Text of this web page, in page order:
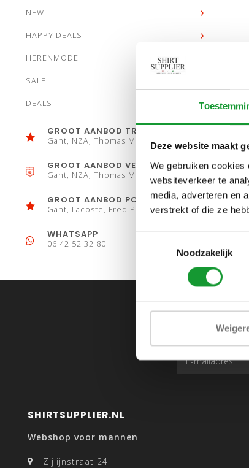
Deze website maakt
We gebruiken
websiteverkeer te
media, adverteren en
verstrekt of die ze
Noodzakelijk
NEW
HAPPY DEALS
HERENMODE
SALE
DEALS
GROOT AANBOD TRUIEN
Gant, NZA, Thomas Maine
GROOT AANBOD VESTEN
Gant, NZA, Thomas Maine
GROOT AANBOD POLO´S
Gant, Lacoste, Fred Perry
WHATSAPP
06 42 52 32 80
SHIRTSUPPLIER.NL
Webshop voor mannen
Zijlijnstraat 24